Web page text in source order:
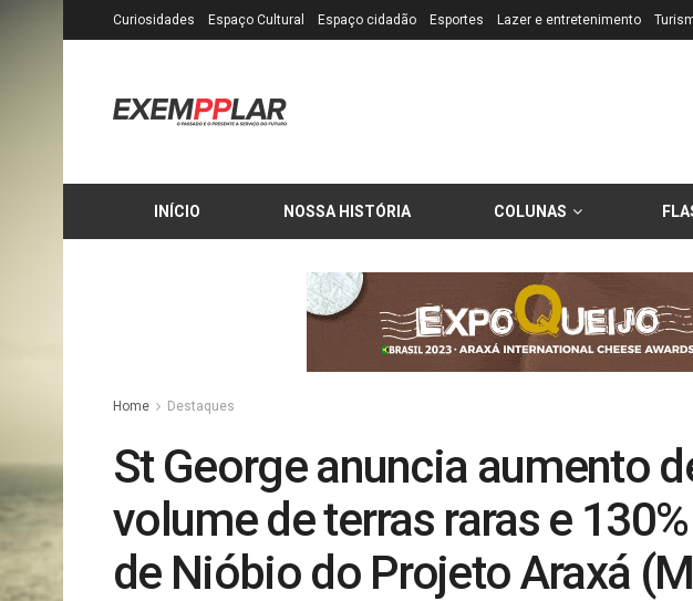
Curiosidades Espaço Cultural Espaço cidadão Esportes Lazer e entretenimento
INÍCIO NOSSA HISTÓRIA COLUNAS
Home Destaques
St George anuncia aumento
volume de terras raras e
de Nióbio do Projeto Araxá